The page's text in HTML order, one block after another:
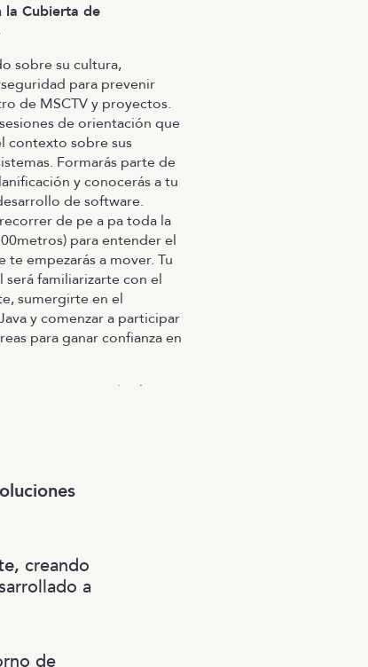
la Cubierta de
sobre su cultura,
para prevenir
de MSCTV y proyectos.
de orientación que
contexto sobre sus
Formarás parte de
y conocerás a tu
de software.
de pe a pa toda la
para entender el
empezarás a mover. Tu
familiarizarte con el
sumergirte en el
y comenzar a participar
para ganar confianza en
No apto para todos los
creando
a
de